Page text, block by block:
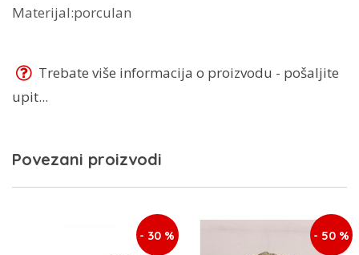
Materijal:porculan
Trebate više informacija o proizvodu - pošaljite
upit...
Povezani proizvodi
- 30 % - 50 %